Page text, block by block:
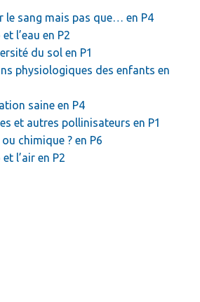
le sang mais pas que… en P4
l’eau en P2
du sol en P1
physiologiques des enfants en
saine en P4
et autres pollinisateurs en P1
chimique ? en P6
l’air en P2